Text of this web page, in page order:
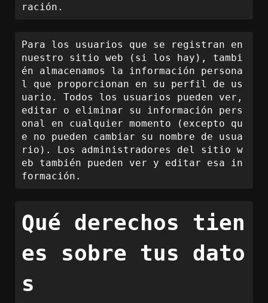
ración.
Para los usuarios que se registran en
nuestro sitio web (si los hay), tambi
én almacenamos la información persona
l que proporcionan en su perfil de us
uario. Todos los usuarios pueden ver,
editar o eliminar su información pers
onal en cualquier momento (excepto qu
e no pueden cambiar su nombre de usua
rio). Los administradores del sitio w
eb también pueden ver y editar esa in
formación.
Qué derechos tien
es sobre tus dato
s